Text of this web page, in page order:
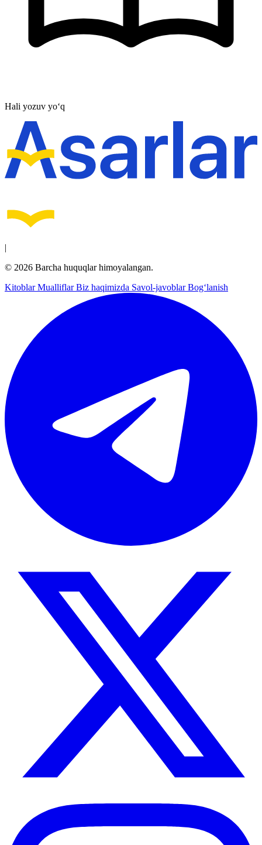
Hali yozuv yo‘q
|
© 2026 Barcha huquqlar himoyalangan.
KitoblarMualliflarBiz haqimizda Savol-javoblarBog‘lanish